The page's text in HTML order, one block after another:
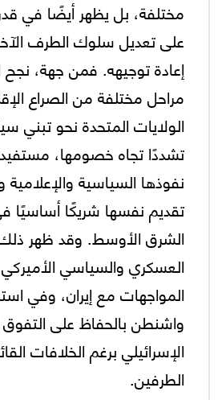
مختلفة، بل يظهر أيضًا في
على تعديل سلوك الطرف
إعادة توجيهه. فمن جهة، نجح
مراحل مختلفة من الصراع
الولايات المتحدة نحو تبني
تشددًا تجاه خصومها،
نفوذها السياسية
تقديم نفسها شريكًا أساسيًا
الشرق الأوسط. وقد ظهر
العسكري والسياسي
المواجهات مع إيران، وفي
واشنطن بالحفاظ على التفوق
الإسرائيلي برغم الخلافات
الطرفين.